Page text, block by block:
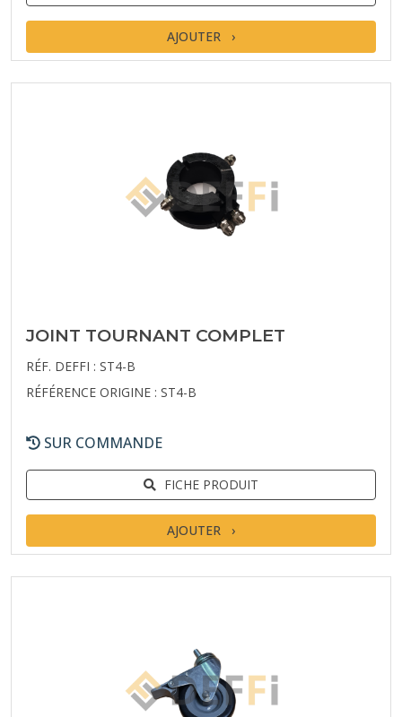
AJOUTER
JOINT TOURNANT COMPLET
RÉF. DEFFI : ST4-B
RÉFÉRENCE ORIGINE : ST4-B
SUR COMMANDE
FICHE PRODUIT
AJOUTER